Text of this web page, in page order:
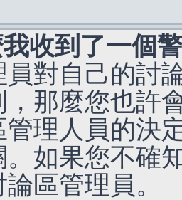
收到了一個
員對自己的討
，那麼您也許
管理人員的決
。如果您不確
區管理員。